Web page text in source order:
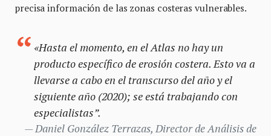
precisa información de las zonas costeras vulnerables.
«Hasta el momento, en el Atlas no hay un
producto específico de erosión costera. Esto va a
llevarse a cabo en el transcurso del año y el
siguiente año (2020); se está trabajando con
especialistas”.
Daniel González Terrazas, Director de Análisis de